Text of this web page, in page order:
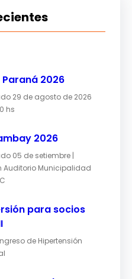
2026
29 de agosto de 2026
hs
2026
05 de setiembre |
Auditorio Municipalidad
para socios
de Hipertensión